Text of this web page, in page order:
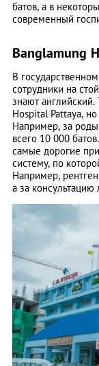
батов, а в
современный
Banglamung
В
сотрудники на
знают
Hospital Pattaya,
Например, за роды
всего 10 000
самые дорогие
систему, по
Например,
а за консультацию